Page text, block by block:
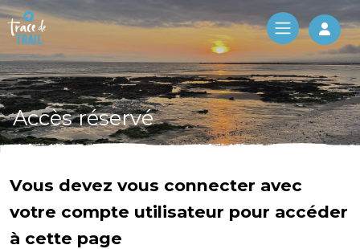
Log
Accès réservé
Vous devez vous connecter avec
votre compte utilisateur pour accéder
à cette page